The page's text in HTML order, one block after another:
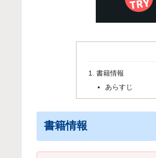
書籍情報
あらすじ
書籍情報